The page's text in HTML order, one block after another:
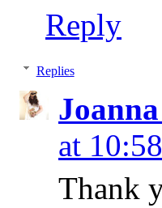
Reply
Replies
at
Thank